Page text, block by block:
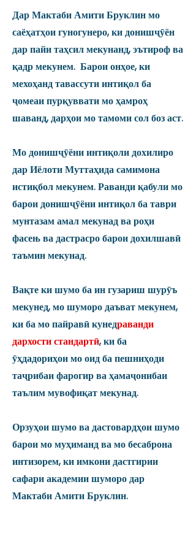
Дар Мактаби Амити Бруклин мо
саёҳатҳои гуногунеро, ки донишҷӯён
дар пайи таҳсил мекунанд, эътироф ва
қадр мекунем. Барои онҳое, ки
мехоҳанд тавассути интиқол ба
ҷомеаи пурқуввати мо ҳамроҳ
шаванд, дарҳои мо тамоми сол боз аст.
Мо донишҷӯёни интиқоли дохилиро
дар Иёлоти Муттаҳида самимона
истиқбол мекунем. Раванди қабули мо
барои донишҷӯёни интиқол ба таври
мунтазам амал мекунад ва роҳи
фасењ ва дастрасро барои дохилшавӣ
таъмин мекунад.
Вақте ки шумо ба ин гузариш шурӯъ
мекунед, мо шуморо даъват мекунем,
ки ба мо пайравӣ кунедраванди
дархости стандартӣ, ки ба
ӯҳдадориҳои мо оид ба пешниҳоди
таҷрибаи фарогир ва ҳамаҷонибаи
таълим мувофиқат мекунад.
Орзуҳои шумо ва дастовардҳои шумо
барои мо муҳиманд ва мо бесаброна
интизорем, ки имкони дастгирии
сафари академии шуморо дар
Мактаби Амити Бруклин.